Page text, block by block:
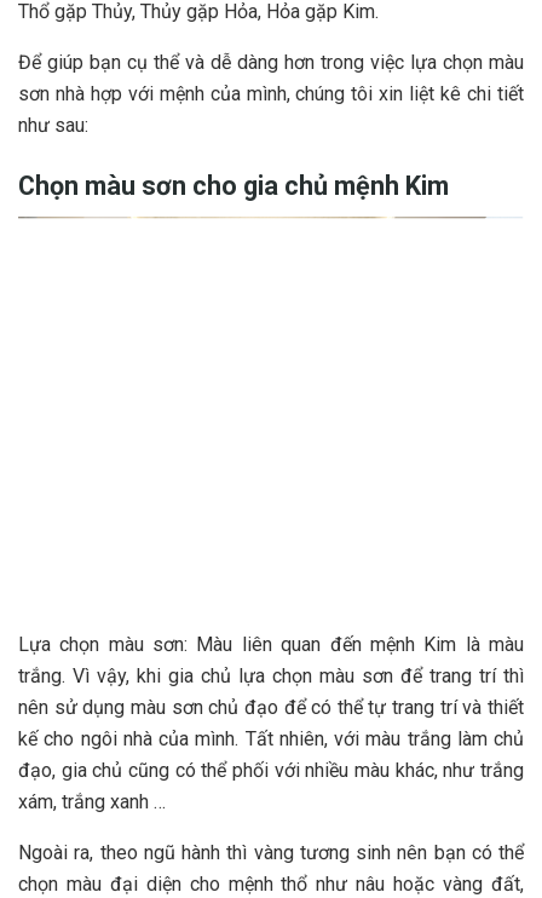
Thổ gặp Thủy, Thủy gặp Hỏa, Hỏa gặp Kim.
Để giúp bạn cụ thể và dễ dàng hơn trong việc lựa chọn màu
sơn nhà hợp với mệnh của mình, chúng tôi xin liệt kê chi tiết
như sau:
Chọn màu sơn cho gia chủ mệnh Kim
Lựa chọn màu sơn: Màu liên quan đến mệnh Kim là màu
trắng. Vì vậy, khi gia chủ lựa chọn màu sơn để trang trí thì
nên sử dụng màu sơn chủ đạo để có thể tự trang trí và thiết
kế cho ngôi nhà của mình. Tất nhiên, với màu trắng làm chủ
đạo, gia chủ cũng có thể phối với nhiều màu khác, như trắng
xám, trắng xanh …
Ngoài ra, theo ngũ hành thì vàng tương sinh nên bạn có thể
chọn màu đại diện cho mệnh thổ như nâu hoặc vàng đất,